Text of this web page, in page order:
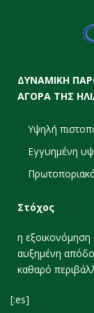
ΔΥΝΑΜΙΚΗ
ΑΓΟΡΑ ΤΗΣ
Υψηλή
Εγγυημένη
Στόχος
η
αυξημένη
καθαρό
[:es]